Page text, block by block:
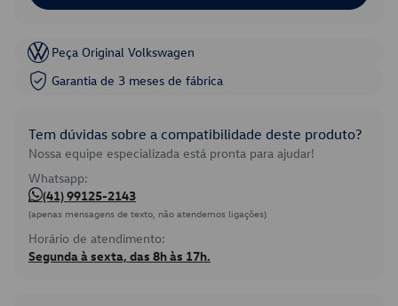
Peça Original Volkswagen
Garantia de 3 meses de fábrica
Tem dúvidas sobre a compatibilidade deste produto?
Nossa equipe especializada está pronta para ajudar!
Whatsapp:
(41) 99125-2143
(apenas mensagens de texto, não atendemos ligações)
Horário de atendimento:
Segunda à sexta, das 8h às 17h.